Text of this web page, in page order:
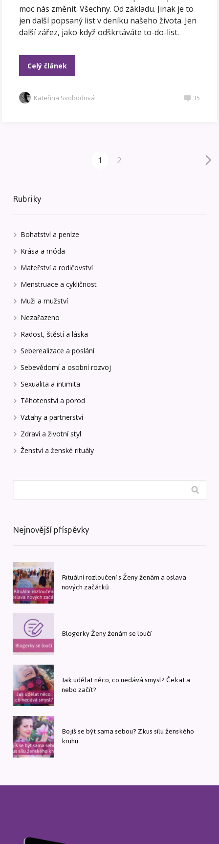
moc nás změnit. Všechny. Od základu. Jinak je to
jen další popsaný list v deníku našeho života. Jen
další zářez, jako když odškrtáváte to-do-list.
Celý článek
Kateřina Svobodová 35
1 2
Rubriky
Bohatství a peníze
Krása a móda
Mateřství a rodičovství
Menstruace a cykličnost
Muži a mužství
Nezařazeno
Radost, štěstí a láska
Seberealizace a poslání
Sebevědomí a osobní rozvoj
Sexualita a intimita
Těhotenství a porod
Vztahy a partnerství
Zdraví a životní styl
Ženství a ženské rituály
Nejnovější příspěvky
Rituální rozloučení s Ženy ženám a oslava
nových začátků
Blogerky Ženy ženám se loučí
Jak udělat něco, co nedává smysl? Čekat a
nebo začít?
Bojíš se být sama sebou? Zkus sílu ženského
kruhu